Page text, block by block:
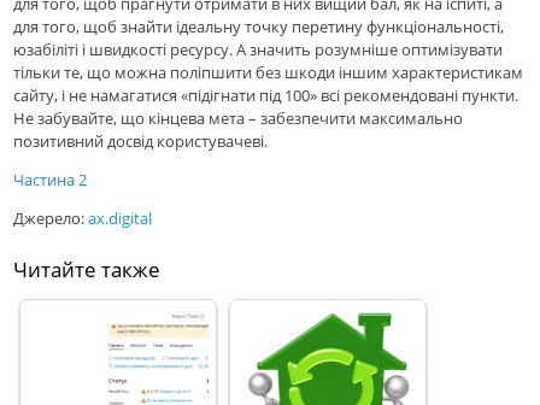
для того, щоб знайти ідеальну точку перетину функціональності,
юзабіліті і швидкості ресурсу. А значить розумніше оптимізувати
тільки те, що можна поліпшити без шкоди іншим характеристикам
сайту, і не намагатися «підігнати під 100» всі рекомендовані пункти.
Не забувайте, що кінцева мета – забезпечити максимально
позитивний досвід користувачеві.
Частина 2
Джерело:ax.digital
Читайте также